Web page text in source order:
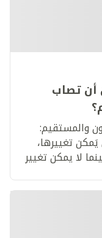
أن تصاب
والمستقيم:
تغييرها،
لا يمكن تغيير